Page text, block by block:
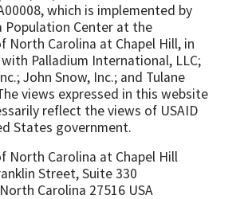
which is implemented by
Population Center at the
North Carolina at Chapel Hill, in
Palladium International, LLC;
John Snow, Inc.; and Tulane
views expressed in this website
reflect the views of USAID
States government.
North Carolina at Chapel Hill
Street, Suite 330
Carolina 27516 USA